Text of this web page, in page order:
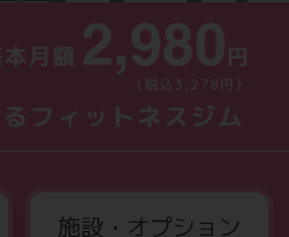
施設・オプション